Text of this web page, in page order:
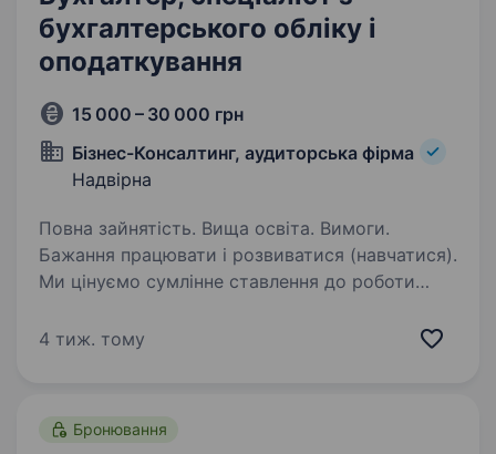
бухгалтерського обліку і
оподаткування
15 000 – 30 000 грн
Бізнес-Консалтинг, аудиторська фірма
Надвірна
Повна зайнятість. Вища освіта. Вимоги.
Бажання працювати і розвиватися (навчатися).
Ми цінуємо сумлінне ставлення до роботи
допомогти «вирости» людині без достатнього
4 тиж. тому
Бронювання